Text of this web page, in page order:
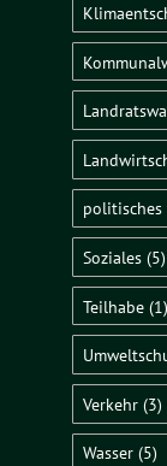
politisches
Soziales (5)
Teilhabe (1)
Verkehr (3)
Wasser (5)